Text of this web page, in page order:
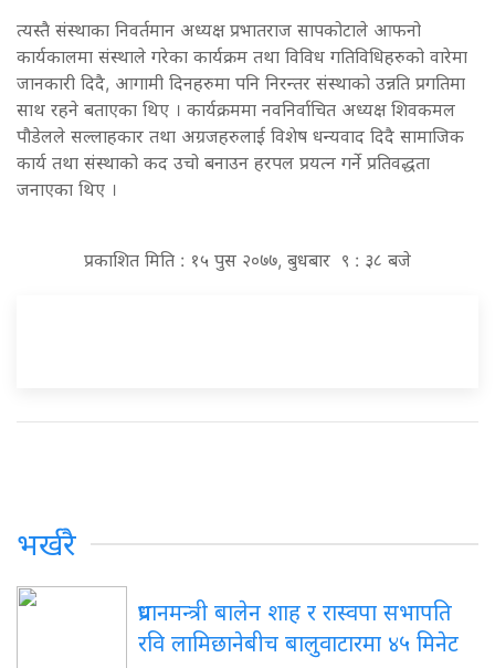
त्यस्तै संस्थाका निवर्तमान अध्यक्ष प्रभातराज सापकोटाले आफनो
कार्यकालमा संस्थाले गरेका कार्यक्रम तथा विविध गतिविधिहरुको वारेमा
जानकारी दिदै, आगामी दिनहरुमा पनि निरन्तर संस्थाको उन्नति प्रगतिमा
साथ रहने बताएका थिए । कार्यक्रममा नवनिर्वाचित अध्यक्ष शिवकमल
पौडेलले सल्लाहकार तथा अग्रजहरुलाई विशेष धन्यवाद दिदै सामाजिक
कार्य तथा संस्थाको कद उचो बनाउन हरपल प्रयत्न गर्ने प्रतिवद्धता
जनाएका थिए ।
प्रकाशित मिति : १५ पुस २०७७, बुधबार ९ : ३८ बजे
भर्खरै
प्रधानमन्त्री बालेन शाह र रास्वपा सभापति
रवि लामिछानेबीच बालुवाटारमा ४५ मिनेट